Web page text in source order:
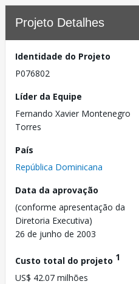
Projeto Detalhes
Identidade do Projeto
P076802
Líder da Equipe
Fernando Xavier Montenegro
Torres
País
República Dominicana
Data da aprovação
(conforme apresentação da
Diretoria Executiva)
26 de junho de 2003
Custo total do projeto 1
US$ 42.07 milhões